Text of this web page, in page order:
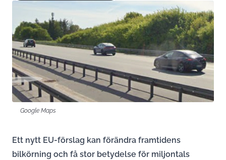
Google Maps
Ett nytt EU-förslag kan förändra framtidens
bilkörning och få stor betydelse för miljontals